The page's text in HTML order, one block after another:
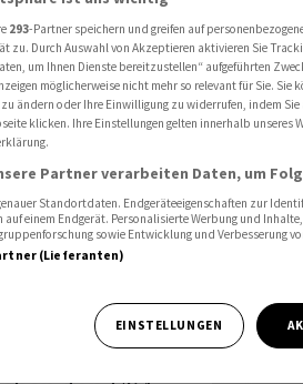
293-Partner speichern und greifen auf
zu. Durch Auswahl von Akzeptieren aktivieren Sie
um Ihnen Dienste bereitzustellen“ aufgeführten
möglicherweise nicht mehr so relevant für Sie. Sie
ändern oder Ihre Einwilligung zu widerrufen, indem
klicken. Ihre Einstellungen gelten innerhalb unseres
Partner verarbeiten Daten, um
Standortdaten. Endgeräteeigenschaften zur
einem Endgerät. Personalisierte Werbung und
sowie Entwicklung und Verbesserung
(Lieferanten)
EINSTELLUNGEN